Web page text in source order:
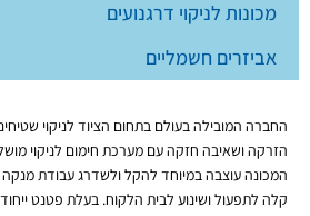
מכונות לניקוי דרגנועים
אביזרים חשמליים
החברה המובילה בעולם בתחום הציוד לניקוי
הזרקה ושאיבה חזקה עם מערכת חימום לניקוי
המכונה עוצבה במיוחד להקל ולשדרג עבודת
קלה לתפעול ושינוע לבית הלקוח. בעלת פטנט